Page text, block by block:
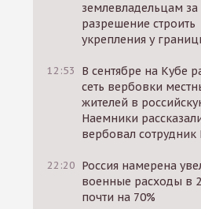
землевладельцам за
разрешение строить
укрепления у
12:53
В сентябре на Кубе
сеть вербовки
жителей в
Наемники
вербовал сотрудник
22:20 Россия намерена
военные расходы в
почти на 70%